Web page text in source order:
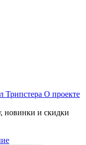
Трипстера О проекте
новинки и скидки